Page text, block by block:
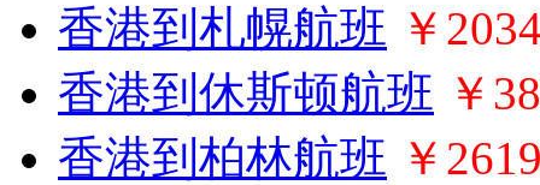
香港到札幌航班 ￥
香港到休斯顿航班 ￥
香港到柏林航班 ￥